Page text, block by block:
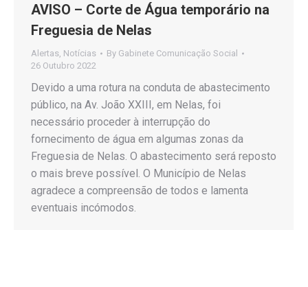
AVISO – Corte de Água temporário na
Freguesia de Nelas
Alertas Notícias By Gabinete Comunicação Social
26 Outubro 2022
Devido a uma rotura na conduta de abastecimento
público, na Av. João XXIII, em Nelas, foi
necessário proceder à interrupção do
fornecimento de água em algumas zonas da
Freguesia de Nelas. O abastecimento será reposto
o mais breve possível. O Município de Nelas
agradece a compreensão de todos e lamenta
eventuais incómodos.